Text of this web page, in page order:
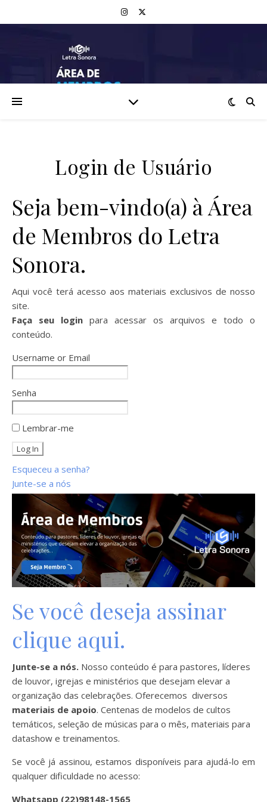
Login de Usuário
Seja bem-vindo(a) à Área
de Membros do Letra
Sonora.
Aqui você terá acesso aos materiais exclusivos de nosso
site.
Faça seu login para acessar os arquivos e todo o
conteúdo.
Username or Email
Senha
Lembrar-me
Esqueceu a senha?
Junte-se a nós
Se você deseja assinar
clique aqui.
Junte-se a nós. Nosso conteúdo é para pastores, líderes
de louvor, igrejas e ministérios que desejam elevar a
organização das celebrações. Oferecemos diversos
materiais de apoio. Centenas de modelos de cultos
temáticos, seleção de músicas para o mês, materiais para
datashow e treinamentos.
Se você já assinou, estamos disponíveis para ajudá-lo em
qualquer dificuldade no acesso:
Whatsapp (22)98148-1565